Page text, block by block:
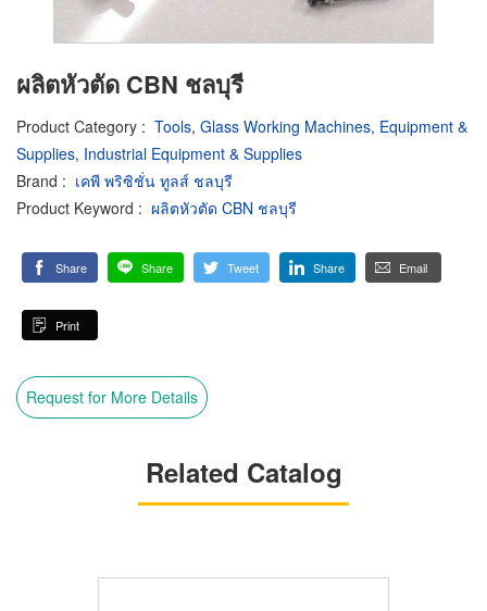
ผลิตหัวตัด CBN ชลบุรี
Product Category : Tools, Glass Working Machines, Equipment &
Supplies, Industrial Equipment & Supplies
Brand : เคพี พริซิชั่น ทูลส์ ชลบุรี
Product Keyword : ผลิตหัวตัด CBN ชลบุรี
Share Share Tweet Share Email
Print
Request for More Details
Related Catalog